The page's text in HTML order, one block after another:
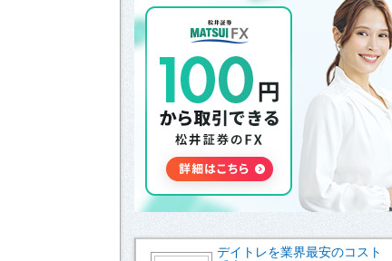
デイトレを業界最安のコスト